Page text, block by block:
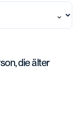
die älter